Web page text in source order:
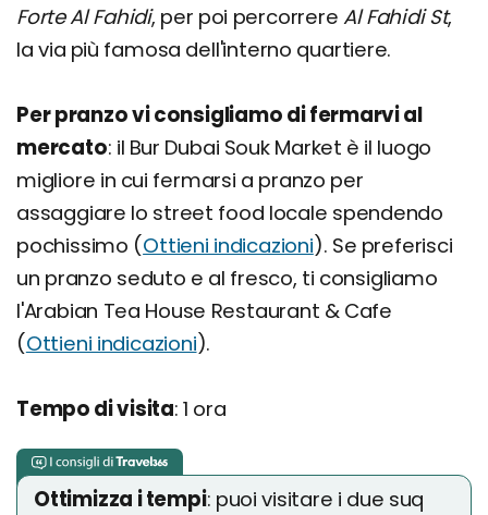
Forte Al Fahidi, per poi percorrere Al Fahidi St,
la via più famosa dell'interno quartiere.
Per pranzo vi consigliamo di fermarvi al
mercato: il Bur Dubai Souk Market è il luogo
migliore in cui fermarsi a pranzo per
assaggiare lo street food locale spendendo
pochissimo (Ottieni indicazioni). Se preferisci
un pranzo seduto e al fresco, ti consigliamo
l'Arabian Tea House Restaurant & Cafe
(Ottieni indicazioni).
Tempo di visita: 1 ora
Ottimizza i tempi: puoi visitare i due suq